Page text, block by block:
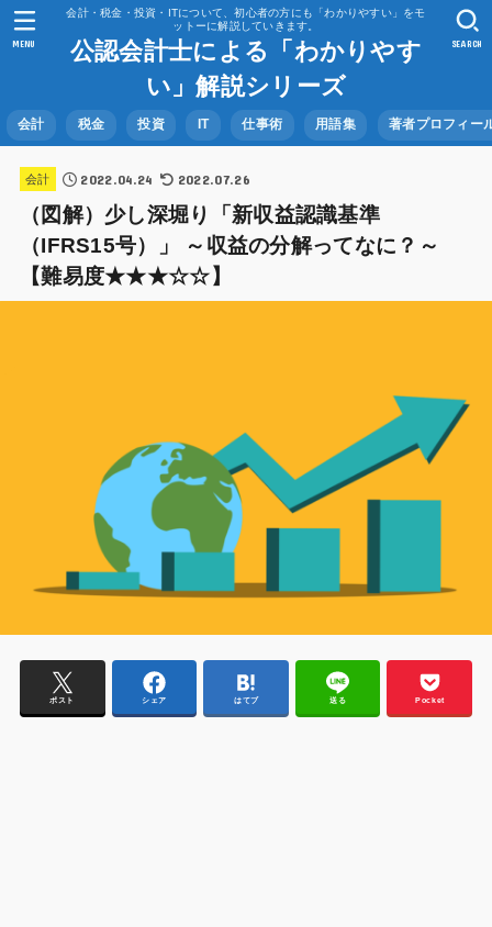
会計・税金・投資・ITについて、初心者の方にも「わかりやすい」をモ
ットーに解説していきます。
公認会計士による「わかりやす
い」解説シリーズ
会計 税金 投資 IT 仕事術 用語集 著者プロフィー
SEARCH
MENU
会計 2022.04.24 2022.07.26
（図解）少し深堀り「新収益認識基準
（IFRS15号）」 ～収益の分解ってなに？～
【難易度★★★☆☆】
ポスト シェア はてブ 送る Pocket